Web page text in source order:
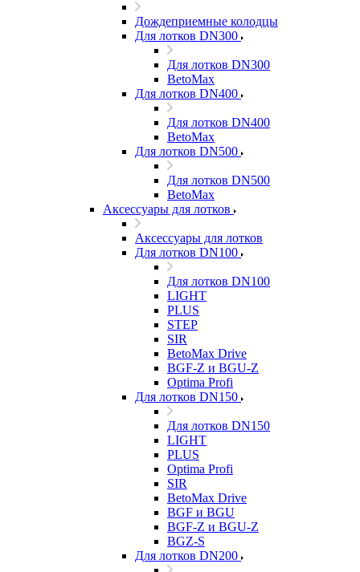
Дождеприемные колодцы
Для лотков DN300
Для лотков DN300
BetoMax
Для лотков DN400
Для лотков DN400
BetoMax
Для лотков DN500
Для лотков DN500
BetoMax
Аксессуары для лотков
Аксессуары для лотков
Для лотков DN100
Для лотков DN100
LIGHT
PLUS
STEP
SIR
BetoMax Drive
BGF-Z и BGU-Z
Optima Profi
Для лотков DN150
Для лотков DN150
LIGHT
PLUS
Optima Profi
SIR
BetoMax Drive
BGF и BGU
BGF-Z и BGU-Z
BGZ-S
Для лотков DN200